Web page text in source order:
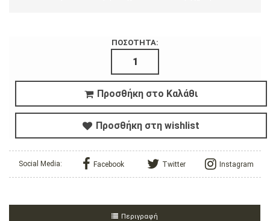
ΠΟΣΟΤΗΤΑ:
Προσθήκη στο Καλάθι
Προσθήκη στη wishlist
Social Media: Facebook Twitter Instagram
Περιγραφή